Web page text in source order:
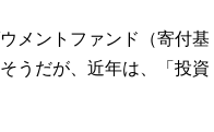
メントファンド（寄付基
うだが、近年は、「投資